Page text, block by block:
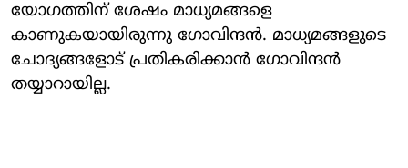
യോഗത്തിന് ശേഷം മാധ്യമങ്ങളെ
കാണുകയായിരുന്നു ഗോവിന്ദന്‍. മാധ്യമങ്ങളുടെ
ചോദ്യങ്ങളോട് പ്രതികരിക്കാന്‍ ഗോവിന്ദന്‍
തയ്യാറായില്ല.